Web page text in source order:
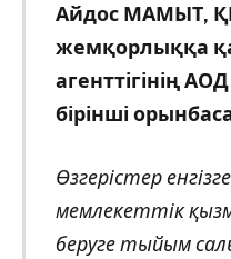
Айдос МАМЫТ,
жемқорлыққа
агенттігінің
бірінші
Өзгерістер
мемлекеттік
беруге тыйым